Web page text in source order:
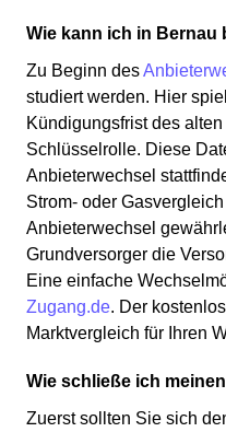
Wie kann ich in Bernau
Zu Beginn des
studiert werden. Hier
Kündigungsfrist des
Schlüsselrolle. Diese
Anbieterwechsel
Strom- oder
Anbieterwechsel
Grundversorger die
Eine einfache
Zugang.de. Der
Marktvergleich für Ihren
Wie schließe ich
Zuerst sollten Sie sich